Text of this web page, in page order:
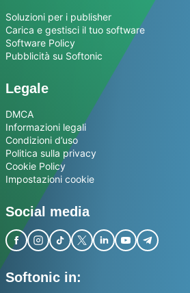
Soluzioni per i publisher
Carica e gestisci il tuo software
Software Policy
Pubblicità su Softonic
Legale
DMCA
Informazioni legali
Condizioni d’uso
Politica sulla privacy
Cookie Policy
Impostazioni cookie
Social media
Softonic in: